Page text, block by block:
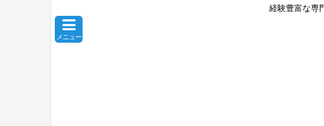
経験豊富な専
メニュー